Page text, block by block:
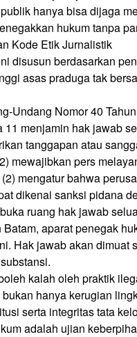
hanya bisa dijaga
hukum tanpa
Kode Etik Jurnalistik
disusun berdasarkan
asas praduga tak
Undang Nomor 40
11 menjamin hak jawab
tanggapan atau
mewajibkan pers
mengatur bahwa
dikenai sanksi pidana
ruang hak jawab
aparat penegak
Hak jawab akan dimuat
kalah oleh praktik
hanya kerugian
serta integritas tata
adalah ujian